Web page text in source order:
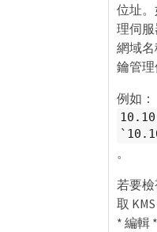
位址
理伺
網域
鑰管理
例如：
。
若要
取
* 編輯 *